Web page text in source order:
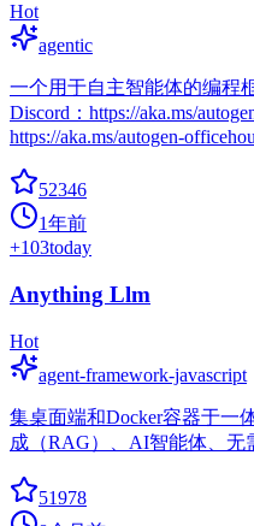
Hot
agentic
一个用于自主智能体的编程
Discord：https://aka.ms/
https://aka.ms/autogen-
52346
1年前
+103today
Anything Llm
Hot
agent-framework-javascript
集桌面端和Docker容器于一
成（RAG）、AI智能体、无
51978